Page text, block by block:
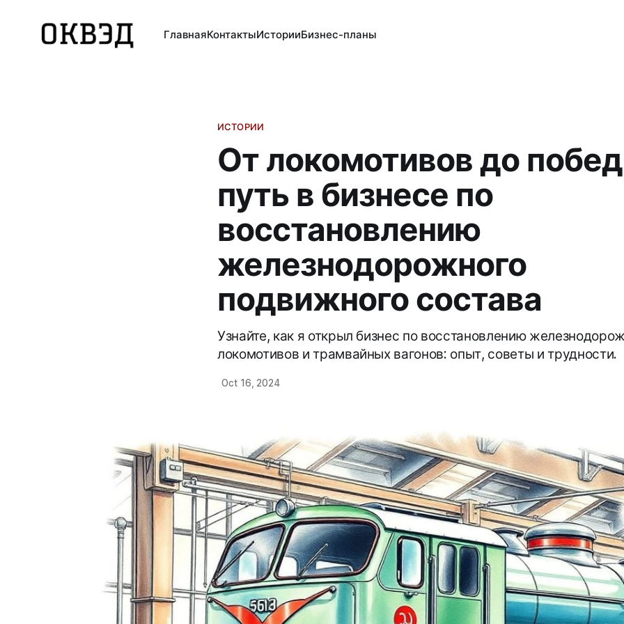
ГлавнаяКонтактыИсторииБизнес-планы
ИСТОРИИ
От локомотивов до
путь в бизнесе по
восстановлению
железнодорожного
подвижного состава
Узнайте, как я открыл бизнес по восстановлению
локомотивов и трамвайных вагонов: опыт, советы и трудности.
Oct 16, 2024